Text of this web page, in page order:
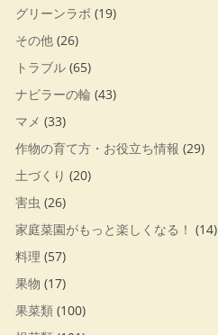
グリーンラボ (19)
その他 (26)
トラブル (65)
ナビラーの輪 (43)
マメ (33)
作物の育て方・お役立ち情報 (29)
土づくり (20)
害虫 (26)
家庭菜園がもっと楽しくなる！ (14)
料理 (57)
果物 (17)
果菜類 (100)